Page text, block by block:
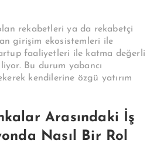
rekabetleri ya da rekabetçi
girişim ekosistemleri ile
faaliyetleri ile katma değerli
Bu durum yabancı
kendilerine özgü yatırım
Arasındaki İş
Nasıl Bir Rol